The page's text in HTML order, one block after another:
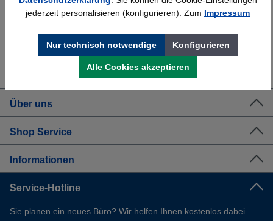
Erfahrung
Bewährt seit 1958
Kostenlose Beratung
Über uns
Shop Service
Informationen
Service-Hotline
Sie planen ein neues Büro? Wir helfen Ihnen kostenlos dabei.
jederzeit personalisieren (konfigurieren). Zum Impressum
Nur technisch notwendige Konfigurieren
Alle Cookies akzeptieren